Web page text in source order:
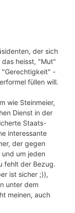
der sich
heisst, "Mut"
"Gerechtigkeit" -
füllen will.
wie Steinmeier,
Dienst in der
Staats-
interessante
der gegen
um jeden
fehlt der Bezug.
ist sicher ;)),
unter dem
meinen, auch